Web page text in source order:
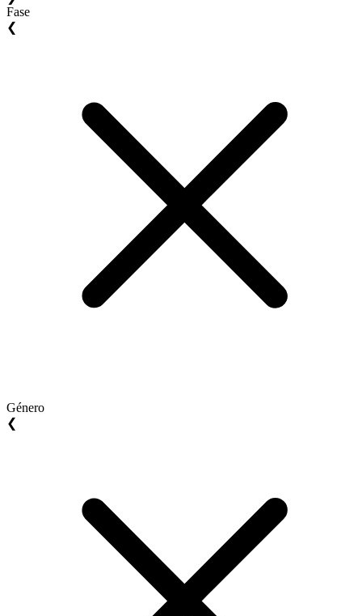
Fase
❮
Género
❮